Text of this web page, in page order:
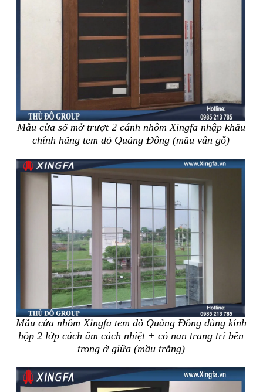
Mẫu cửa sổ mở trượt 2 cánh nhôm Xingfa nhập khẩu
chính hãng tem đỏ Quảng Đông (mầu vân gỗ)
Mẫu cửa nhôm Xingfa tem đỏ Quảng Đông dùng kính
hộp 2 lớp cách âm cách nhiệt + có nan trang trí bên
trong ở giữa (mầu trắng)